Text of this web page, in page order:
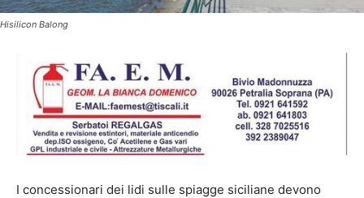
Hisilicon Balong
I concessionari dei lidi sulle spiagge siciliane devono